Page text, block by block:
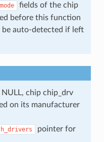
fields of the chip
before this function
be auto-detected if left
chip chip_drv
on its manufacturer
pointer for